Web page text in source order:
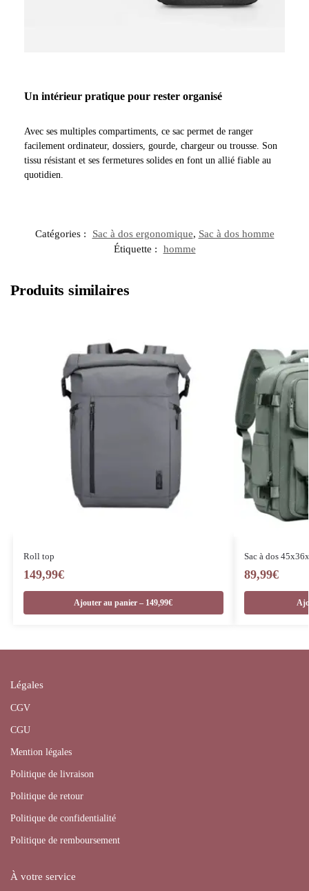
Un intérieur pratique pour rester organisé
Avec ses multiples compartiments, ce sac permet de ranger
facilement ordinateur, dossiers, gourde, chargeur ou trousse. Son
tissu résistant et ses fermetures solides en font un allié fiable au
quotidien.
Catégories : Sac à dos ergonomique, Sac à dos homme
Étiquette :
homme
Produits similaires
Roll top
149,99€
Ajouter au panier – 149,99€
Sac à dos
89,99€
Légales
CGV
CGU
Mention légales
Politique de livraison
Politique de retour
Politique de confidentialité
Politique de remboursement
À votre service